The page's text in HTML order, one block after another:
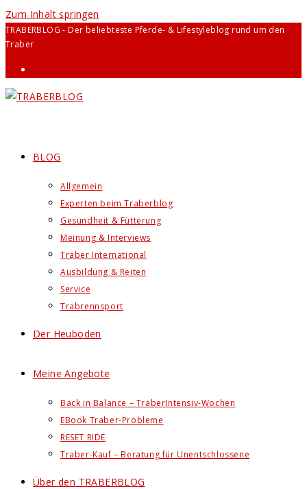
Zum Inhalt springen
TRABERBLOG - Der beliebteste Pferde- & Lifestyleblog rund um den
Traber
BLOG
Allgemein
Experten beim Traberblog
Gesundheit & Fütterung
Meinung & Interviews
Traber International
Ausbildung & Reiten
Service
Trabrennsport
Der Heuboden
Meine Angebote
Back in Balance – TraberIntensiv-Wochen
EBook Traber-Probleme
RESET RIDE
Traber-Kauf – Beratung für Unentschlossene
Über den TRABERBLOG